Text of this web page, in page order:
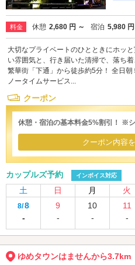
料金 休憩 2,680 円 ～ 宿泊 5,980 円
大切なプライベートのひとときにホッ
い雰囲気と、行き届いた清掃で、落ち
繁華街「下通」から徒歩約5分！ 全日
ノータイムサービス...
クーポン
休憩・宿泊の基本料金5%割引！ ※シ
クーポン内容
カップルズ予約 インボイス対応
土 日 月 火
8/8
-
9
-
10
-
11
-
ゆめタウンはませんから3.7km